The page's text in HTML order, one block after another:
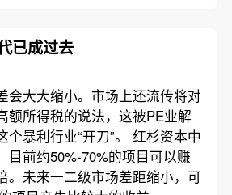
已成过去
会大大缩小。市场上还流传将对
额所得税的说法，这被PE业解
个暴利行业“开刀”。 红杉资本中
目前约50%-70%的项目可以赚
。未来一二级市场差距缩小，可